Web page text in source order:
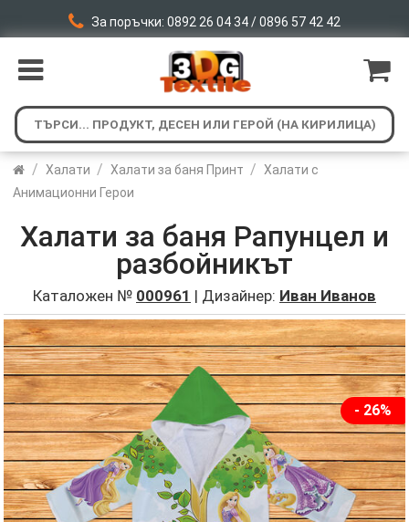
За поръчки: 0892 26 04 34 / 0896 57 42 42
/ Халати / Халати за баня Принт / Халати с
Анимационни Герои
Халати за баня Рапунцел и
разбойникът
Каталожен № 000961 | Дизайнер: Иван Иванов
- 26%